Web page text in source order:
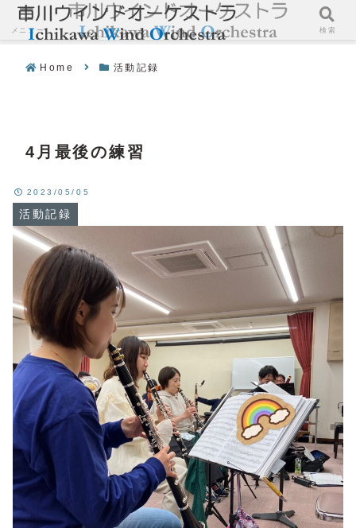
Home 活動記録
4月最後の練習
活動記録
2023/05/05
メニュー 検索